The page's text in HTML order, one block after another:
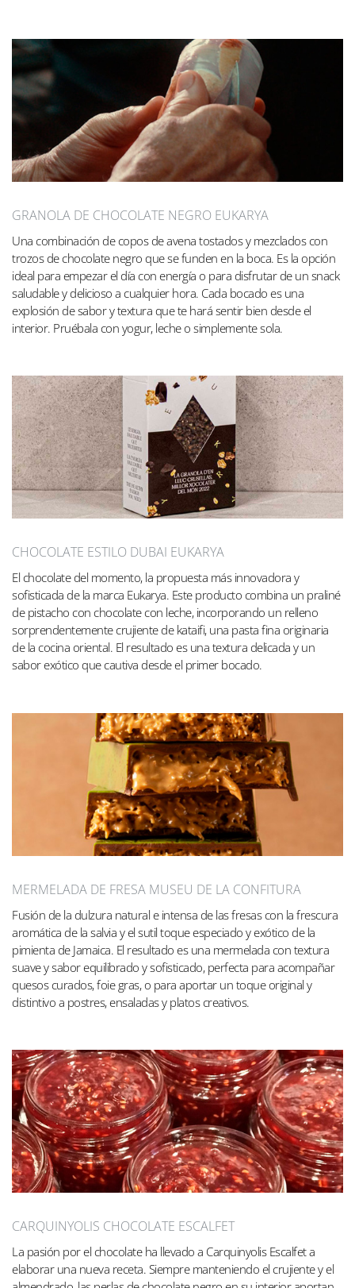
GRANOLA DE CHOCOLATE NEGRO EUKARYA
Una combinación de copos de avena tostados y mezclados con
trozos de chocolate negro que se funden en la boca. Es la opción
ideal para empezar el día con energía o para disfrutar de un snack
saludable y delicioso a cualquier hora. Cada bocado es una
explosión de sabor y textura que te hará sentir bien desde el
interior. Pruébala con yogur, leche o simplemente sola.
CHOCOLATE ESTILO DUBAI EUKARYA
El chocolate del momento, la propuesta más innovadora y
sofisticada de la marca Eukarya. Este producto combina un praliné
de pistacho con chocolate con leche, incorporando un relleno
sorprendentemente crujiente de kataifi, una pasta fina originaria
de la cocina oriental. El resultado es una textura delicada y un
sabor exótico que cautiva desde el primer bocado.
MERMELADA DE FRESA MUSEU DE LA CONFITURA
Fusión de la dulzura natural e intensa de las fresas con la frescura
aromática de la salvia y el sutil toque especiado y exótico de la
pimienta de Jamaica. El resultado es una mermelada con textura
suave y sabor equilibrado y sofisticado, perfecta para acompañar
quesos curados, foie gras, o para aportar un toque original y
distintivo a postres, ensaladas y platos creativos.
CARQUINYOLIS CHOCOLATE ESCALFET
La pasión por el chocolate ha llevado a Carquinyolis Escalfet a
elaborar una nueva receta. Siempre manteniendo el crujiente y el